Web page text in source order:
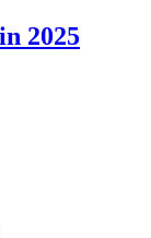
2025